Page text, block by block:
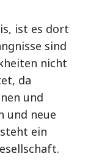
ist es dort
sind
nicht
da
und
und neue
ein